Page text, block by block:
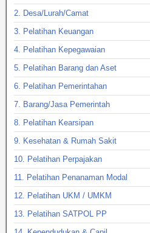
2. Desa/Lurah/Camat
3. Pelatihan Keuangan
4. Pelatihan Kepegawaian
5. Pelatihan Barang dan Aset
6. Pelatihan Pemerintahan
7. Barang/Jasa Pemerintah
8. Pelatihan Kearsipan
9. Kesehatan & Rumah Sakit
10. Pelatihan Perpajakan
11. Pelatihan Penanaman Modal
12. Pelatihan UKM / UMKM
13. Pelatihan SATPOL PP